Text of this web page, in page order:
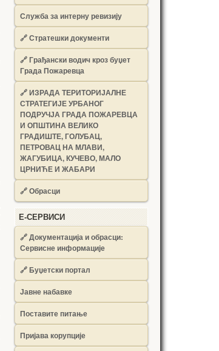
Служба за интерну ревизију
🔗Стратешки документи
🔗Грађански водич кроз буџет
Града Пожаревца
🔗ИЗРАДА ТЕРИТОРИЈАЛНЕ
СТРАТЕГИЈЕ УРБАНОГ
ПОДРУЧЈА ГРАДА ПОЖАРЕВЦА
И ОПШТИНА ВЕЛИКО
ГРАДИШТЕ, ГОЛУБАЦ,
ПЕТРОВАЦ НА МЛАВИ,
ЖАГУБИЦА, КУЧЕВО, МАЛО
ЦРНИЋЕ И ЖАБАРИ
🔗Обрасци
Е-СЕРВИСИ
🔗 Документација и обрасци:
Сервисне информације
🔗 Буџетски портал
Јавне набавке
Поставите питање
Пријава корупције